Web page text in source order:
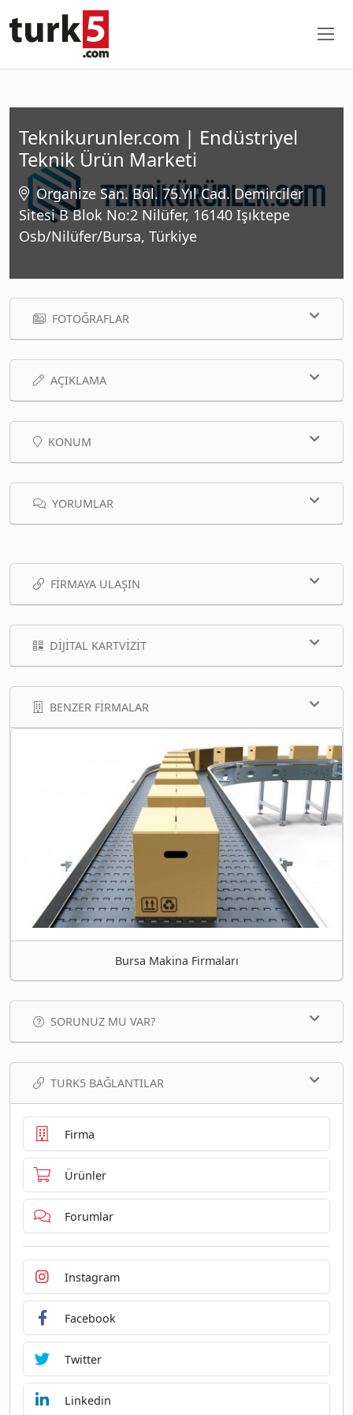
Teknikurunler.com | Endüstriyel
Teknik Ürün Marketi
Organize San. Böl. 75.Yıl Cad. Demirciler
Sitesi B Blok No:2 Nilüfer, 16140 Işıktepe
Osb/Nilüfer/Bursa, Türkiye
FOTOĞRAFLAR
AÇIKLAMA
KONUM
YORUMLAR
FIRMAYA ULAŞIN
DIJITAL KARTVIZIT
BENZER FIRMALAR
Bursa Makina Firmaları
SORUNUZ MU VAR?
TURK5 BAĞLANTILAR
Firma
Ürünler
Forumlar
Instagram
Facebook
Twitter
Linkedin